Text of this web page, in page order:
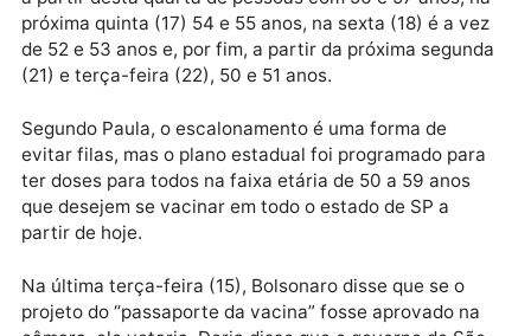
criticada pela coordenadora do programa. “A
campanha de fato começa hoje de 50 a 59 anos. O
acontece é que temos 25 municípios que estão
vacinando fora dessa faixa etária, estão vacinando
pessoas com 40 anos, e que começaram antes. Nós
não enviamos essa grade e solicitamos aos
que mantenham aquilo que foi acordado pelo PEI”,
disse Paula.
Na capital paulista, a prefeitura decidiu escalonar a
vacinação por datas. O calendário prevê a